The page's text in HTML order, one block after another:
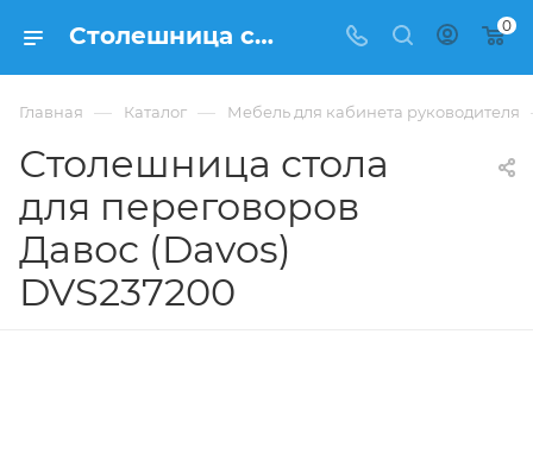
Столешница стола для переговоров Давос (Davos) DVS237200 купить в Москве, цена 124 718 ₽ - интернет-магазин ФРАНКОМ 0
Главная — Каталог — Мебель для кабинета руководителя
Столешница стола
для переговоров
Давос (Davos)
DVS237200